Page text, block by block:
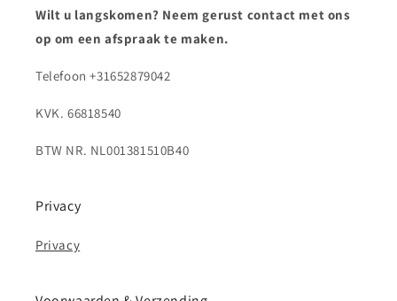
Wilt u langskomen? Neem gerust contact met ons
op om een afspraak te maken.
Telefoon +31652879042
KVK. 66818540
BTW NR. NL001381510B40
Privacy
Privacy